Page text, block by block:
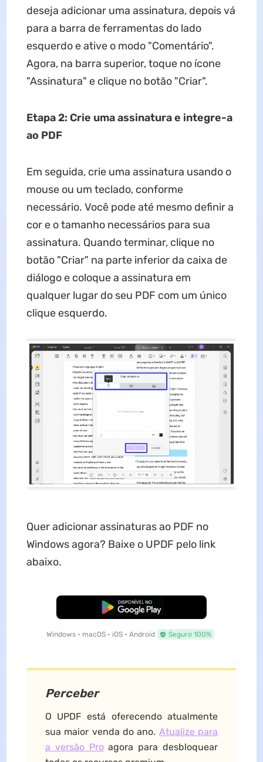
deseja adicionar uma assinatura, depois vá
para a barra de ferramentas do lado
esquerdo e ative o modo "Comentário".
Agora, na barra superior, toque no ícone
"Assinatura" e clique no botão "Criar".
Etapa 2: Crie uma assinatura e integre-a
ao PDF
Em seguida, crie uma assinatura usando o
mouse ou um teclado, conforme
necessário. Você pode até mesmo definir a
cor e o tamanho necessários para sua
assinatura. Quando terminar, clique no
botão "Criar" na parte inferior da caixa de
diálogo e coloque a assinatura em
qualquer lugar do seu PDF com um único
clique esquerdo.
Quer adicionar assinaturas ao PDF no
Windows agora? Baixe o UPDF pelo link
abaixo.
Baixar Grátis
Windows • macOS • iOS • Android Seguro 100%
Perceber
O UPDF está oferecendo atualmente
sua maior venda do ano. Atualize para
a versão Proagora para desbloquear